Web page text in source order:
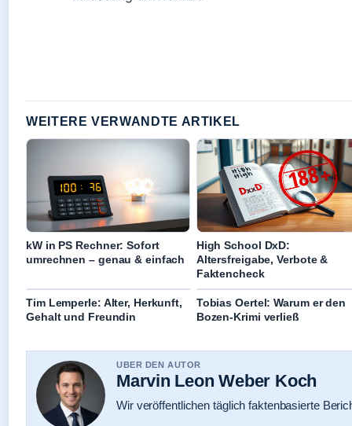
WEITERE VERWANDTE ARTIKEL
kW in PS Rechner: Sofort
umrechnen – genau & einfach
High School DxD:
Altersfreigabe, Verbote &
Faktencheck
Tim Lemperle: Alter, Herkunft,
Gehalt und Freundin
Tobias Oertel: Warum er den
Bozen-Krimi verließ
UBER DEN AUTOR
Marvin Leon Weber Koch
Wir veröffentlichen täglich faktenbasierte